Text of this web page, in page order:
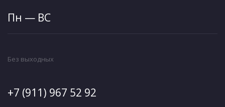
Пн — ВС
Без выходных
+7 (911) 967 52 92